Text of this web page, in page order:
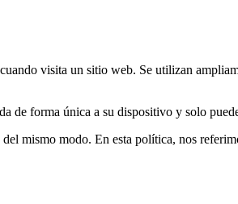
visita un sitio web. Se utilizan
de forma única a su dispositivo y solo
mismo modo. En esta política, nos